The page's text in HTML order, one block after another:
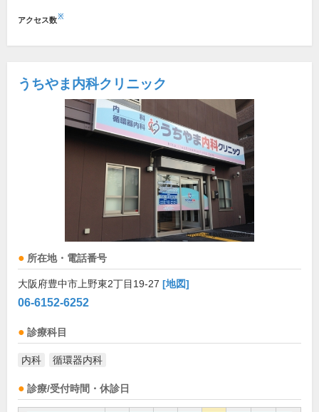
アクセス数※
うちやま内科クリニック
所在地・電話番号
大阪府豊中市上野東2丁目19-27 [地図]
06-6152-6252
診療科目
内科 循環器内科
診療/受付時間・休診日